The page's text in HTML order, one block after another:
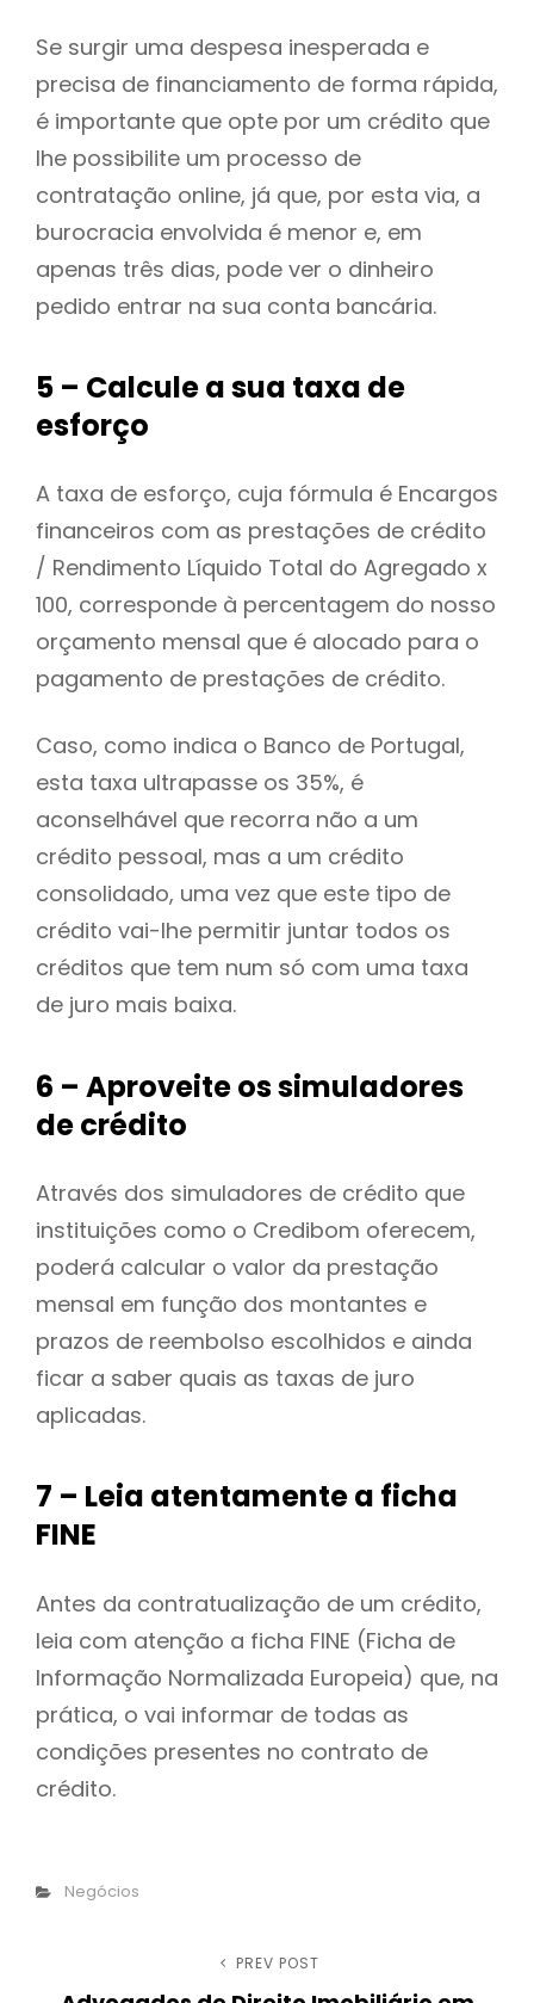
Se surgir uma despesa inesperada e
precisa de financiamento de forma rápida,
é importante que opte por um crédito que
lhe possibilite um processo de
contratação online, já que, por esta via, a
burocracia envolvida é menor e, em
apenas três dias, pode ver o dinheiro
pedido entrar na sua conta bancária.
5 – Calcule a sua taxa de
esforço
A taxa de esforço, cuja fórmula é Encargos
financeiros com as prestações de crédito
/ Rendimento Líquido Total do Agregado x
100, corresponde à percentagem do nosso
orçamento mensal que é alocado para o
pagamento de prestações de crédito.
Caso, como indica o Banco de Portugal,
esta taxa ultrapasse os 35%, é
aconselhável que recorra não a um
crédito pessoal, mas a um crédito
consolidado, uma vez que este tipo de
crédito vai-lhe permitir juntar todos os
créditos que tem num só com uma taxa
de juro mais baixa.
6 – Aproveite os simuladores
de crédito
Através dos simuladores de crédito que
instituições como o Credibom oferecem,
poderá calcular o valor da prestação
mensal em função dos montantes e
prazos de reembolso escolhidos e ainda
ficar a saber quais as taxas de juro
aplicadas.
7 – Leia atentamente a ficha
FINE
Antes da contratualização de um crédito,
leia com atenção a ficha FINE (Ficha de
Informação Normalizada Europeia) que, na
prática, o vai informar de todas as
condições presentes no contrato de
crédito.
Categories
Negócios
Previous
PREV POST